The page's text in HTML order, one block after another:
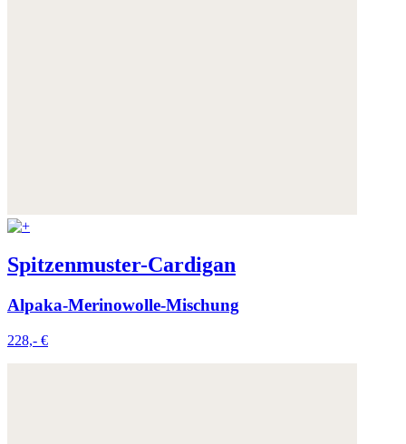
Spitzenmuster-Cardigan
Alpaka-Merinowolle-Mischung
228,- €